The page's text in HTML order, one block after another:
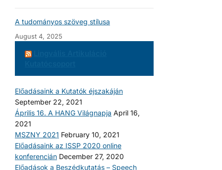
A tudományos szöveg stílusa
August 4, 2025
Előadásaink a Kutatók éjszakáján
September 22, 2021
Április 16. A HANG Világnapja April 16,
2021
MSZNY 2021 February 10, 2021
Előadásaink az ISSP 2020 online
konferencián December 27, 2020
Előadások a Beszédkutatás – Speech